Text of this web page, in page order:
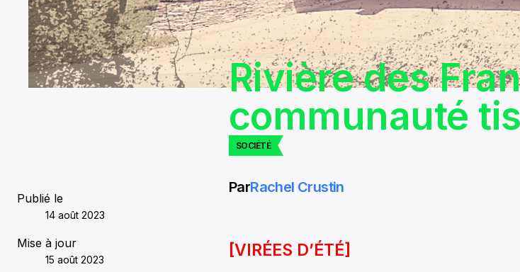
SOCIÉTÉ
Rivière des
communauté
Publié le
14 août 2023
Mise à jour
15 août 2023
ParRachel Crustin
[VIRÉES D’ÉTÉ]